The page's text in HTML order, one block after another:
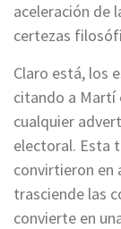
aceleración de
certezas
Claro está, los
citando a Martí
cualquier
electoral. Esta
convirtieron en
trasciende las
convierte en